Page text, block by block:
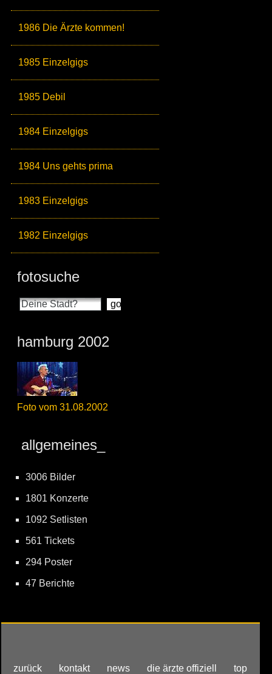
1986 Die Ärzte kommen!
1985 Einzelgigs
1985 Debil
1984 Einzelgigs
1984 Uns gehts prima
1983 Einzelgigs
1982 Einzelgigs
fotosuche
hamburg 2002
Foto vom 31.08.2002
allgemeines_
3006 Bilder
1801 Konzerte
1092 Setlisten
561 Tickets
294 Poster
47 Berichte
zurück kontakt news die ärzte offiziell top